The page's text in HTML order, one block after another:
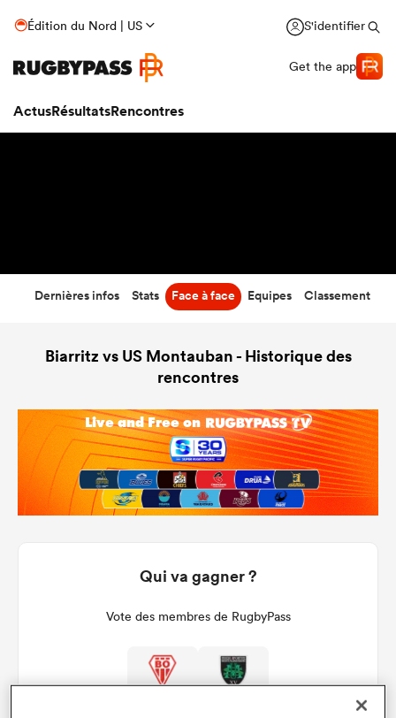
Édition du Nord | US S'identifier
Get the app
ActusRésultatsRencontres
Dernières infos Stats Face à face Equipes Classement
Biarritz vs US Montauban - Historique des
rencontres
Qui va gagner ?
Vote des membres de RugbyPass